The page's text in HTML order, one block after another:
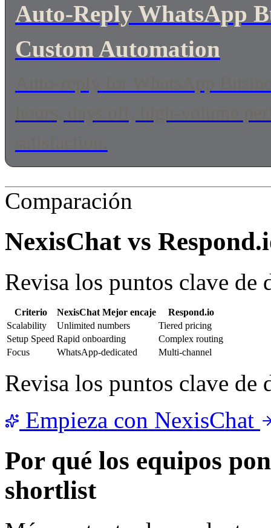
Auto-Reply WhatsApp
Custom Automation
Comparación
NexisChat vs
Revisa los puntos clave
Criterio NexisChat Mejor encaje
Respond.io
Scalability
Unlimited numbers
Tiered pricing
Setup Speed Rapid onboarding
Complex routing
Focus
WhatsApp-dedicated Multi-channel
Revisa los puntos clave
Empieza con NexisChat
Por qué los equipos
shortlist